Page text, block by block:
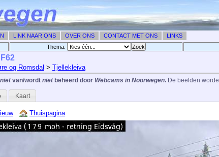
LINK NAAR ONS OVER ONS CONTACT MET ONS LINKS
Thema: